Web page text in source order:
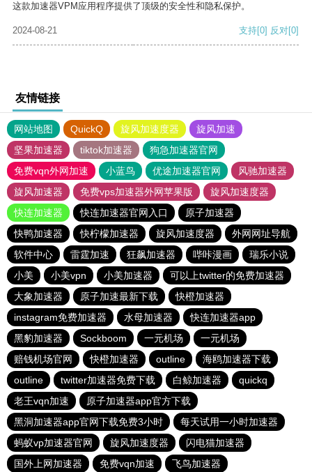
这款加速器VPM应用程序提供了顶级的安全性和隐私保护。
2024-08-21 支持[0] 反对[0]
友情链接
网站地图 QuickQ 旋风加速度器
旋风加速
坚果加速器
tiktok加速器
狗急加速器官网
免费vqn外网加速
小蓝鸟 优途加速器官网
风驰加速器
旋风加速器
免费vps加速器外网苹果版
旋风加速度器
快连加速器
快连加速器官网入口
原子加速器
快鸭加速器
快柠檬加速器 旋风加速度器
外网网址导航
软件中心
雷霆加速 狂飙加速器 哔咔漫画
瑞乐小说
小美
小美vpn 小美加速器
可以上twitter的免费加速器
大象加速器
原子加速最新下载
快橙加速器
instagram免费加速器
水母加速器
快连加速器app
黑豹加速器
Sockboom 一元机场
一元机场
赔钱机场官网
快橙加速器 outline
海鸥加速器下载
outline
twitter加速器免费下载 白鲸加速器
quickq
老王vqn加速
原子加速器app官方下载
黑洞加速器app官网下载免费3小时
每天试用一小时加速器
蚂蚁vp加速器官网
旋风加速度器
闪电猫加速器
国外上网加速器
免费vqn加速 飞鸟加速器